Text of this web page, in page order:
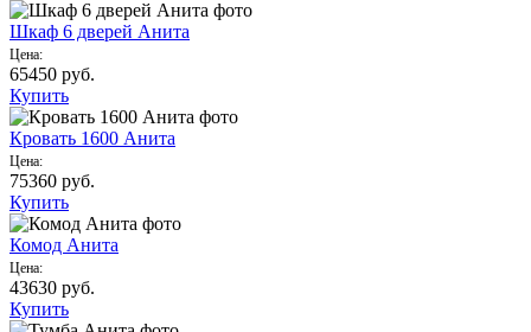
Шкаф 6 дверей Анита
Цена:
65450 руб.
Купить
Кровать 1600 Анита
Цена:
75360 руб.
Купить
Комод Анита
Цена:
43630 руб.
Купить